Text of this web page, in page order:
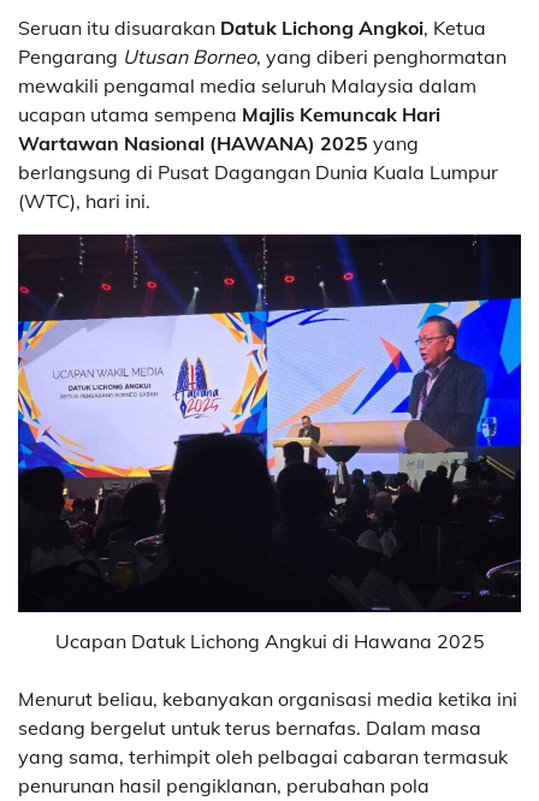
Seruan itu disuarakan Datuk Lichong Angkoi, Ketua
Pengarang Utusan Borneo, yang diberi penghormatan
mewakili pengamal media seluruh Malaysia dalam
ucapan utama sempena Majlis Kemuncak Hari
Wartawan Nasional (HAWANA) 2025 yang
berlangsung di Pusat Dagangan Dunia Kuala Lumpur
(WTC), hari ini.
Ucapan Datuk Lichong Angkui di Hawana 2025
Menurut beliau, kebanyakan organisasi media ketika ini
sedang bergelut untuk terus bernafas. Dalam masa
yang sama, terhimpit oleh pelbagai cabaran termasuk
penurunan hasil pengiklanan, perubahan pola